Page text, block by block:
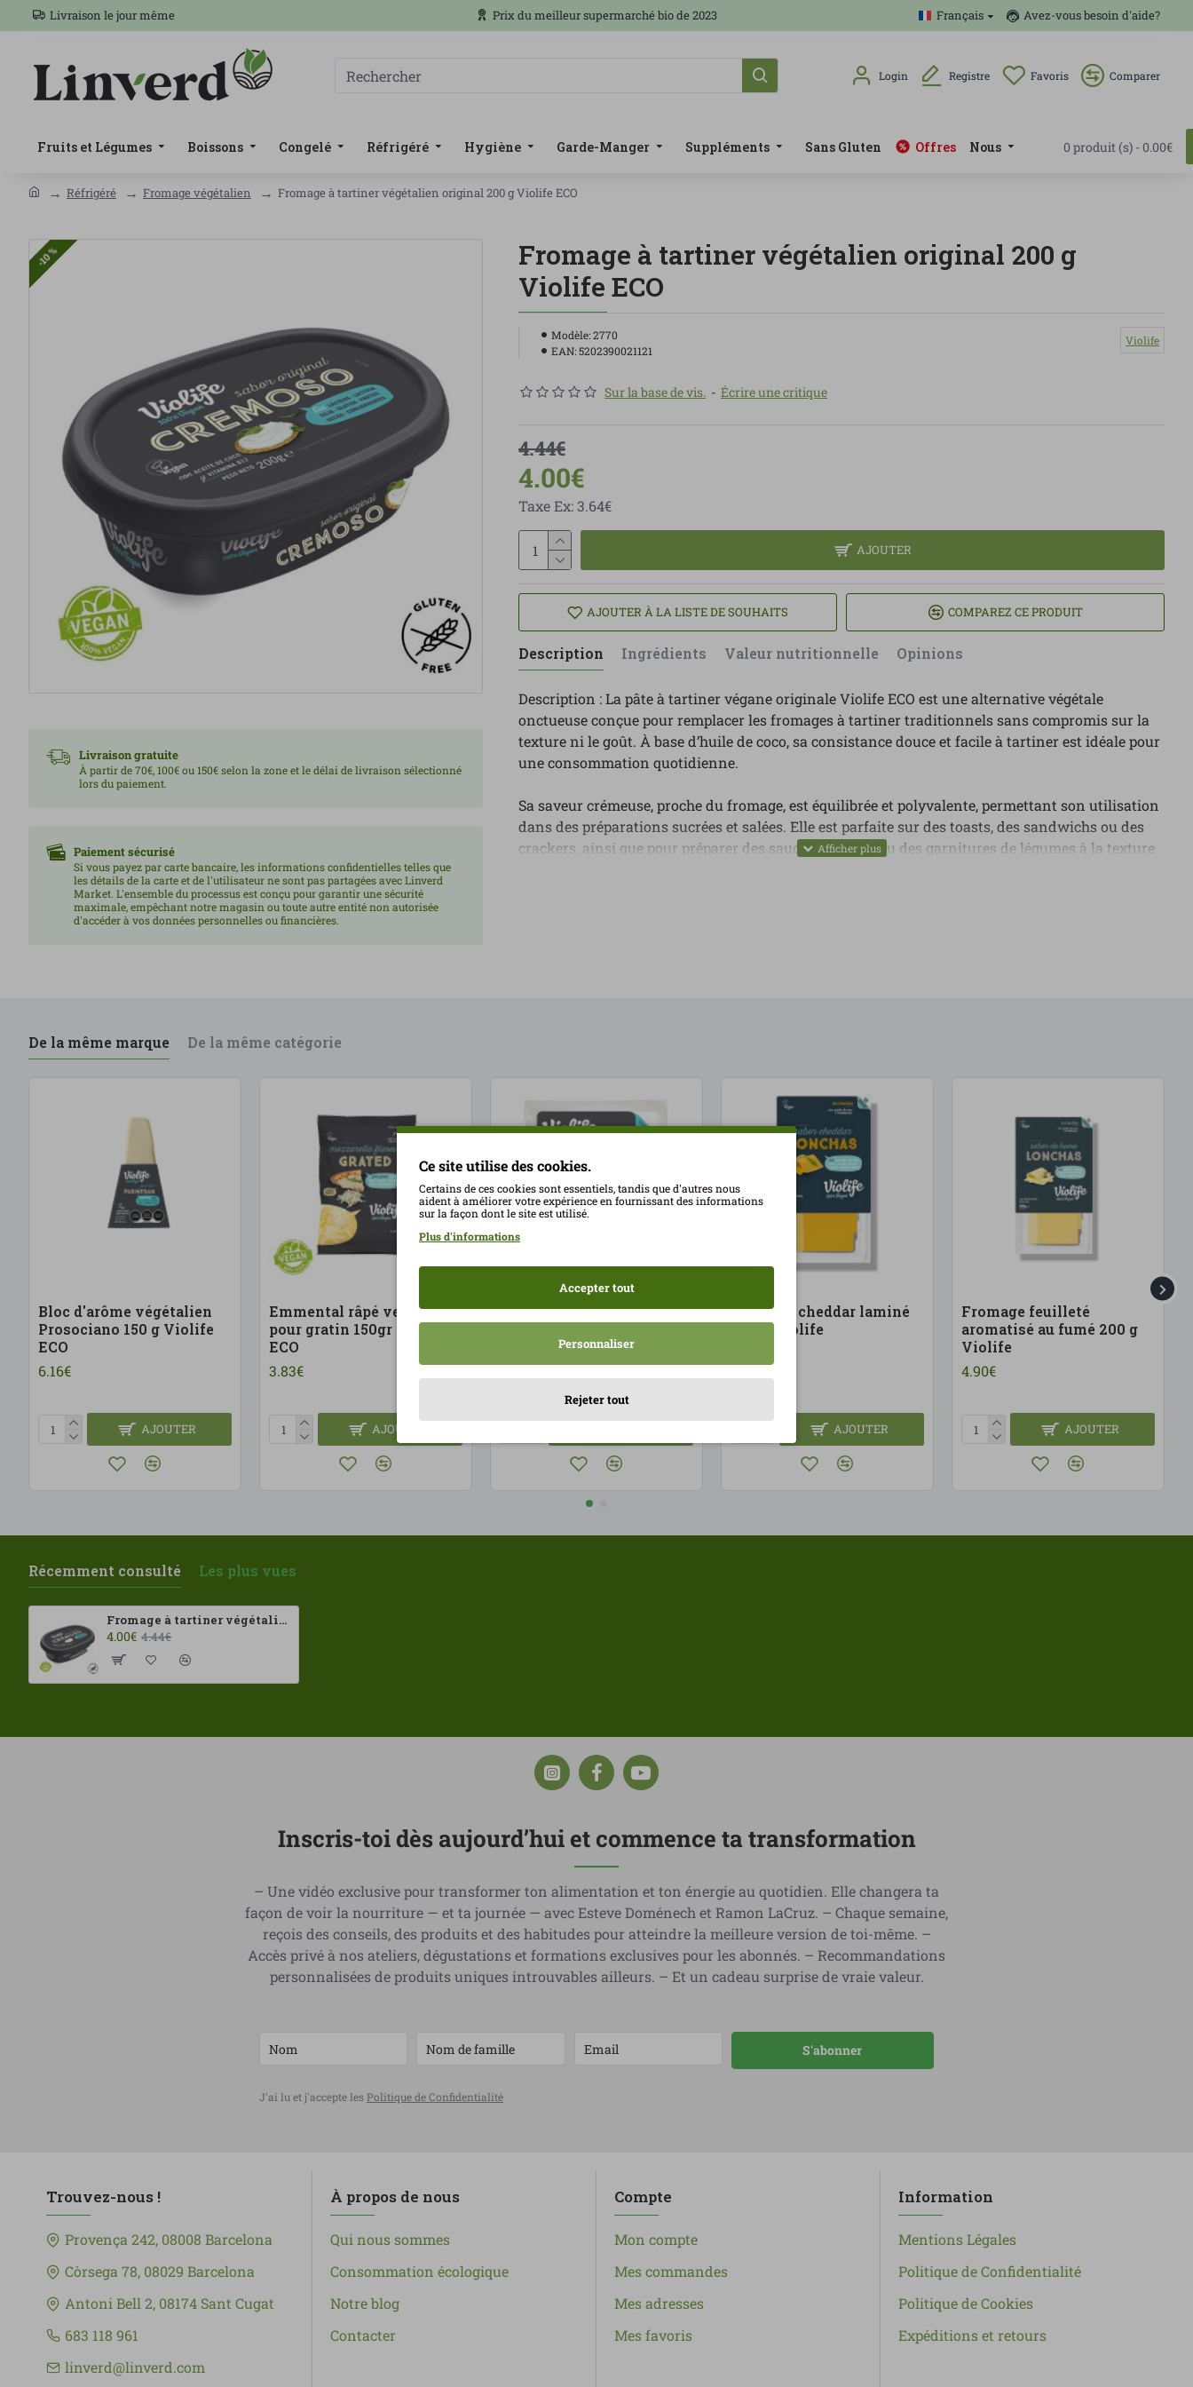
Livraison le jour même Prix du meilleur supermarché bio de 2023 Français Avez-vous besoin d'aide?
Login Registre Favoris Comparer
Fruits et Légumes Boissons Congelé Réfrigéré Hygiène Garde-Manger Suppléments Sans Gluten Offres Nous 0 produit (s) - 0.00€
Réfrigéré Fromage végétalien Fromage à tartiner végétalien original 200 g Violife ECO
-10 %
Livraison gratuite
À partir de 70€, 100€ ou 150€ selon la zone et le délai de livraison sélectionné
lors du paiement.
Paiement sécurisé
Si vous payez par carte bancaire, les informations confidentielles telles que
les détails de la carte et de l'utilisateur ne sont pas partagées avec Linverd
Market. L'ensemble du processus est conçu pour garantir une sécurité
maximale, empêchant notre magasin ou toute autre entité non autorisée
d'accéder à vos données personnelles ou financières.
Fromage à tartiner végétalien original 200 g
Violife ECO
Modèle:2770
EAN:5202390021121
Violife
Sur la base de vis. - Écrire une critique
4.00€
4.44€
Taxe Ex: 3.64€
AJOUTER
AJOUTER À LA LISTE DE SOUHAITS COMPAREZ CE PRODUIT
Description Ingrédients Valeur nutritionnelle Opinions
Description : La pâte à tartiner végane originale Violife ECO est une alternative végétale
onctueuse conçue pour remplacer les fromages à tartiner traditionnels sans compromis sur la
texture ni le goût. À base d’huile de coco, sa consistance douce et facile à tartiner est idéale pour
une consommation quotidienne.
Sa saveur crémeuse, proche du fromage, est équilibrée et polyvalente, permettant son utilisation
dans des préparations sucrées et salées. Elle est parfaite sur des toasts, des sandwichs ou des
crackers, ainsi que pour préparer des sauces, des dips ou des garnitures de légumes à la texture
De la même marque De la même catégorie
Bloc d'arôme végétalien
Prosociano 150 g Violife
ECO
6.16€
AJOUTER
Emmental râpé vegan
pour gratin 150gr Violife
ECO
3.83€
AJOUTER
Fromage à la grecque à
vitamine B12 230 g Violife
ECO
Fromage cheddar laminé
200 g Violife
AJOUTER
Fromage feuilleté
aromatisé au fumé 200 g
Violife
4.90€
AJOUTER
Récemment consulté Les plus vues
Fromage à tartiner végétalien original 200 g Violife ECO
4.00€ 4.44€
Inscris-toi dès aujourd’hui et commence ta transformation
– Une vidéo exclusive pour transformer ton alimentation et ton énergie au quotidien. Elle changera ta
façon de voir la nourriture — et ta journée — avec Esteve Doménech et Ramon LaCruz. – Chaque semaine,
reçois des conseils, des produits et des habitudes pour atteindre la meilleure version de toi-même. –
Accès privé à nos ateliers, dégustations et formations exclusives pour les abonnés. – Recommandations
personnalisées de produits uniques introuvables ailleurs. – Et un cadeau surprise de vraie valeur.
S'abonner
J'ai lu et j'accepte lesPolitique de Confidentialité
Trouvez-nous !
Provença 242, 08008 Barcelona
Còrsega 78, 08029 Barcelona
Antoni Bell 2, 08174 Sant Cugat
683 118 961
linverd@linverd.com
À propos de nous
Qui nous sommes
Consommation écologique
Notre blog
Contacter
Compte
Mon compte
Mes commandes
Mes adresses
Mes favoris
Information
Mentions Légales
Politique de Confidentialité
Politique de Cookies
Expéditions et retours
Ce site utilise des cookies.
Certains de ces cookies sont essentiels, tandis que d'autres nous
aident à améliorer votre expérience en fournissant des informations
sur la façon dont le site est utilisé.
Plus d'informations
Accepter tout
Personnaliser
Rejeter tout